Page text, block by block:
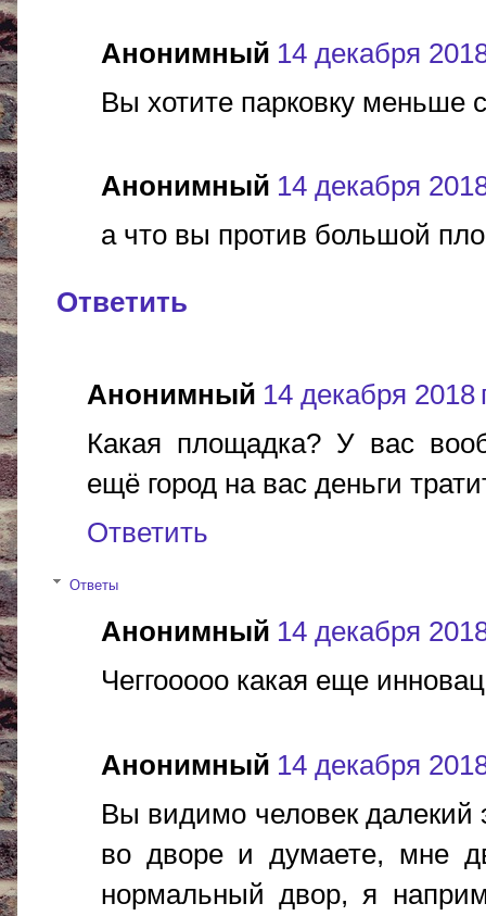
Анонимный 14 декабря
Вы хотите парковку меньше
Анонимный 14 декабря
а что вы против большой
Ответить
Анонимный 14 декабря 2018
Какая площадка? У вас
ещё город на вас деньги
Ответить
Ответы
Анонимный 14 декабря
Чеггооооо какая еще
Анонимный 14 декабря
Вы видимо человек далекий
во дворе и думаете, мне
нормальный двор, я